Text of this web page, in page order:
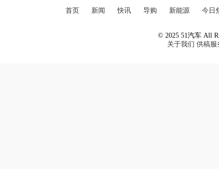
首页 新闻 快讯 导购 新能源 今日
© 2025 51汽车 All
关于我们 供稿服